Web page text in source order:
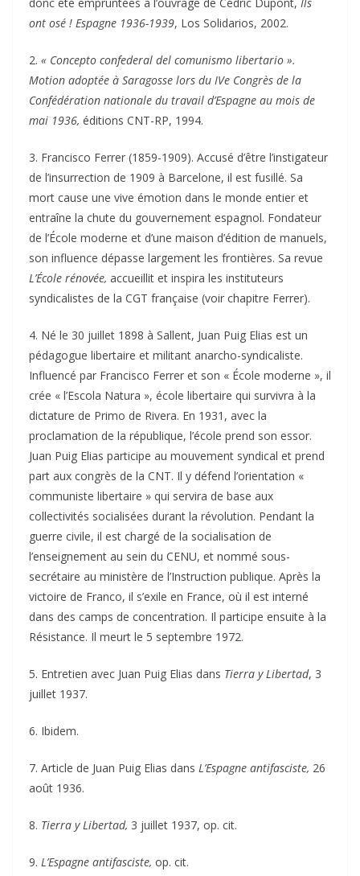
ont osé ! Espagne 1936-1939, Los Solidarios, 2002.
2. « Concepto confederal del comunismo libertario ».
Motion adoptée à Saragosse lors du IVe Congrès de la
Confédération nationale du travail d’Espagne au mois de
mai 1936, éditions CNT-RP, 1994.
3. Francisco Ferrer (1859-1909). Accusé d’être l’instigateur
de l’insurrection de 1909 à Barcelone, il est fusillé. Sa
mort cause une vive émotion dans le monde entier et
entraîne la chute du gouvernement espagnol. Fondateur
de l’École moderne et d’une maison d’édition de manuels,
son influence dépasse largement les frontières. Sa revue
L’École rénovée, accueillit et inspira les instituteurs
syndicalistes de la CGT française (voir chapitre Ferrer).
4. Né le 30 juillet 1898 à Sallent, Juan Puig Elias est un
pédagogue libertaire et militant anarcho-syndicaliste.
Influencé par Francisco Ferrer et son « École moderne », il
crée « l’Escola Natura », école libertaire qui survivra à la
dictature de Primo de Rivera. En 1931, avec la
proclamation de la république, l’école prend son essor.
Juan Puig Elias participe au mouvement syndical et prend
part aux congrès de la CNT. Il y défend l’orientation «
communiste libertaire » qui servira de base aux
collectivités socialisées durant la révolution. Pendant la
guerre civile, il est chargé de la socialisation de
l’enseignement au sein du CENU, et nommé sous-
secrétaire au ministère de l’Instruction publique. Après la
victoire de Franco, il s’exile en France, où il est interné
dans des camps de concentration. Il participe ensuite à la
Résistance. Il meurt le 5 septembre 1972.
5. Entretien avec Juan Puig Elias dans Tierra y Libertad, 3
juillet 1937.
6. Ibidem.
7. Article de Juan Puig Elias dans L’Espagne antifasciste, 26
août 1936.
8. Tierra y Libertad, 3 juillet 1937, op. cit.
9. L’Espagne antifasciste, op. cit.